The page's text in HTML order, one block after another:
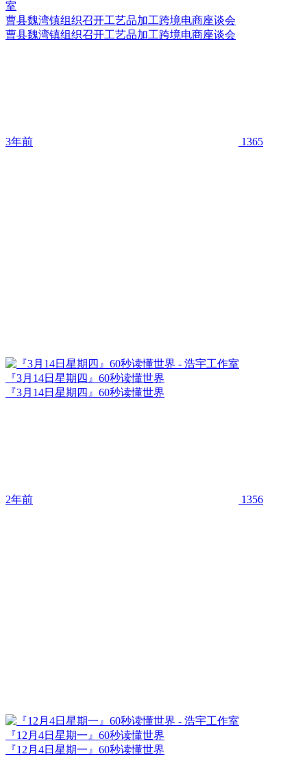
曹县魏湾镇组织召开工艺品加工跨境电商座谈会
曹县魏湾镇组织召开工艺品加工跨境电商座谈会
3年前 1365
『3月14日星期四』60秒读懂世界
『3月14日星期四』60秒读懂世界
2年前 1356
『12月4日星期一』60秒读懂世界
『12月4日星期一』60秒读懂世界